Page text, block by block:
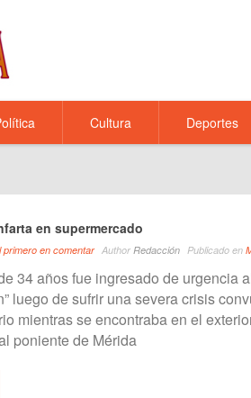
Cultura Deportes
Mototaxista se infarta en supermercado
primero en comentar Author Redacción Publicado en
34 años fue ingresado de urgencia
luego de sufrir una severa crisis
mientras se encontraba en el
poniente de Mérida